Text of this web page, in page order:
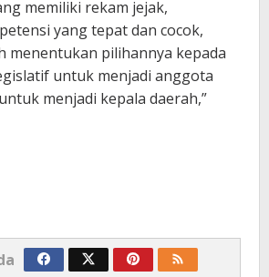
memiliki rekam jejak,
yang tepat dan cocok,
menentukan pilihannya kepada
untuk menjadi anggota
menjadi kepala daerah,”